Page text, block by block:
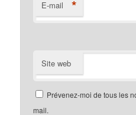
E-mail *
Site web
Prévenez-moi de tous les
mail.